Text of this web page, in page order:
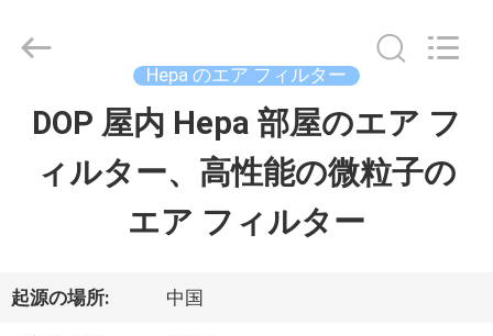
品
Copyright
KeLing
Technology
Hepa のエア フィルター
DOP 屋内 Hepa 部屋のエア フ
ィルター、高性能の微粒子の
エア フィルター
起源の場所: 中国